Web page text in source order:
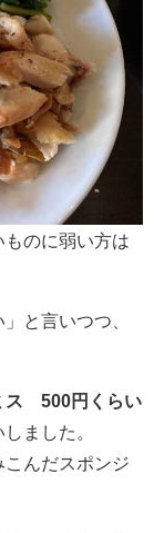
ものに弱い方は
と言いつつ、
ス 500円くらい
ました。
んだスポンジ